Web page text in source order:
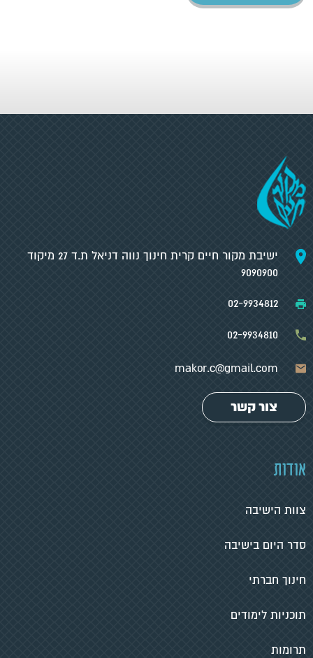
ישיבת מקור חיים קרית חינוך נווה דניאל ת.ד 27 מיקוד
9090900
02-9934812
02-9934810
makor.c@gmail.com
צור קשר
אודות
צוות הישיבה
סדר היום בישיבה
חינוך חברתי
תוכניות לימודים
תרומות